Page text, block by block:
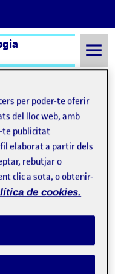
Martorell Lerena
pm
2. Modernitat i sociologia
2. Modernitat i
el carácter de las
per poder-te oferir
del lloc web, amb
te publicitat
elaborat a partir dels
rebutjar o
clic a sota, o obtenir-
de cookies.